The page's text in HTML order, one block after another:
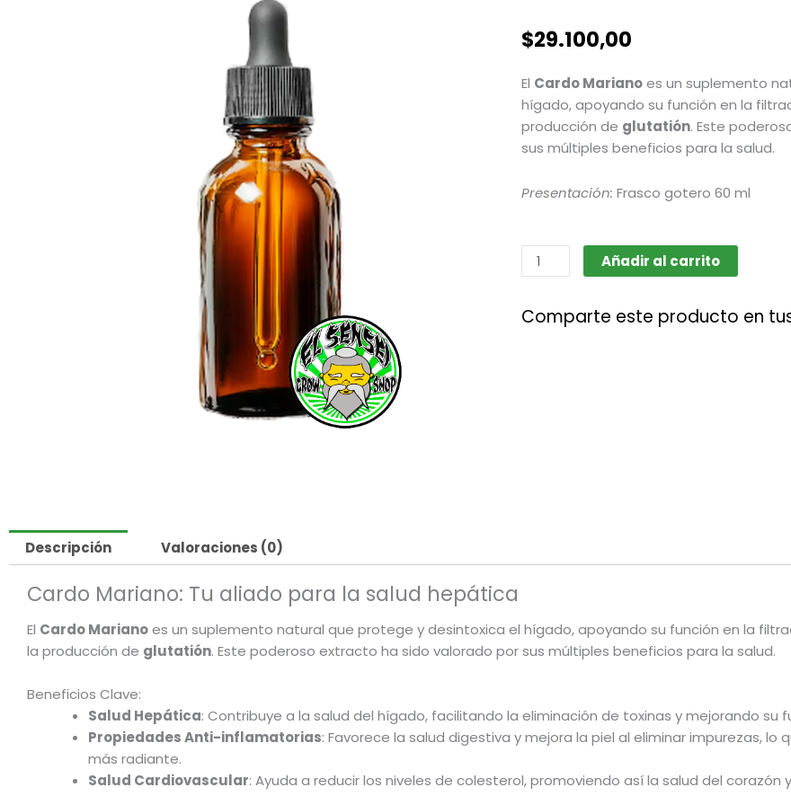
$29.100,00
El Cardo Marianoes un suplemento
hígado, apoyando su función en la
producción de glutatión. Este
sus múltiples beneficios para la salud.
Presentación: Frasco gotero 60 ml
Cardo
Mariano
Añadir al carrito
Comparte este producto en
Descripción Valoraciones (0)
Cardo Mariano: Tu aliado para la salud hepática
El Cardo Marianoes un suplemento natural que protege y desintoxica el hígado, apoyando su función en la
la producción de glutatión. Este poderoso extracto ha sido valorado por sus múltiples beneficios para la salud.
Beneficios Clave:
Salud Hepática: Contribuye a la salud del hígado, facilitando la eliminación de toxinas y mejorando su
Propiedades Anti-inflamatorias: Favorece la salud digestiva y mejora la piel al eliminar impurezas, lo
más radiante.
Salud Cardiovascular: Ayuda a reducir los niveles de colesterol, promoviendo así la salud del corazón